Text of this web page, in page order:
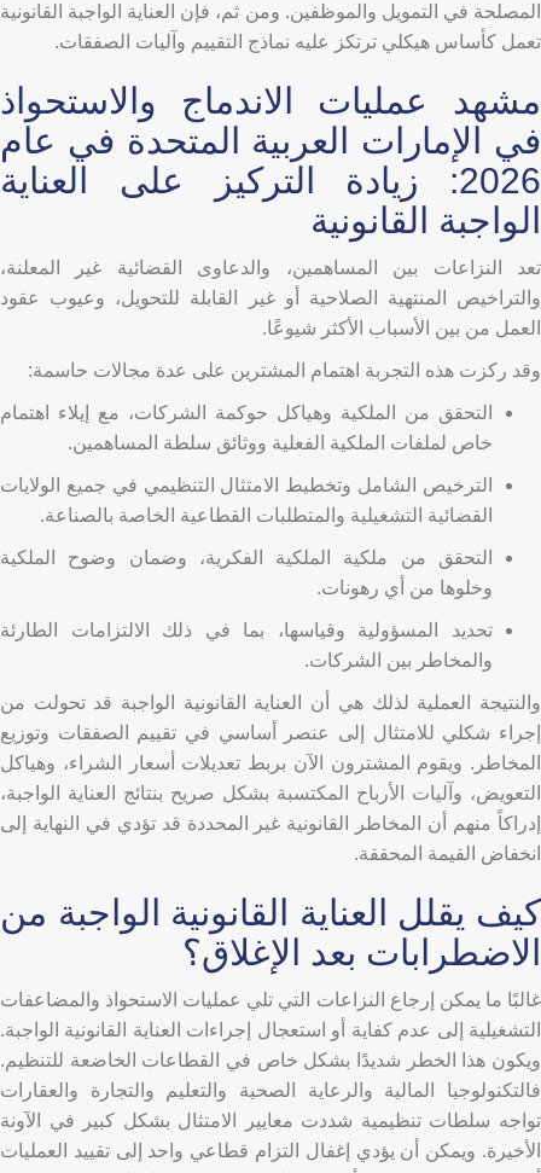
المصلحة في التمويل والموظفين. ومن ثم، فإن العناية الواجبة القانونية
تعمل كأساس هيكلي ترتكز عليه نماذج التقييم وآليات الصفقات.
مشهد عمليات الاندماج والاستحواذ
في الإمارات العربية المتحدة في عام
2026: زيادة التركيز على العناية
الواجبة القانونية
تعد النزاعات بين المساهمين، والدعاوى القضائية غير المعلنة،
والتراخيص المنتهية الصلاحية أو غير القابلة للتحويل، وعيوب عقود
العمل من بين الأسباب الأكثر شيوعًا.
وقد ركزت هذه التجربة اهتمام المشترين على عدة مجالات حاسمة:
التحقق من الملكية وهياكل حوكمة الشركات، مع إيلاء اهتمام
خاص لملفات الملكية الفعلية ووثائق سلطة المساهمين.
الترخيص الشامل وتخطيط الامتثال التنظيمي في جميع الولايات
القضائية التشغيلية والمتطلبات القطاعية الخاصة بالصناعة.
التحقق من ملكية الملكية الفكرية، وضمان وضوح الملكية
وخلوها من أي رهونات.
تحديد المسؤولية وقياسها، بما في ذلك الالتزامات الطارئة
والمخاطر بين الشركات.
والنتيجة العملية لذلك هي أن العناية القانونية الواجبة قد تحولت من
إجراء شكلي للامتثال إلى عنصر أساسي في تقييم الصفقات وتوزيع
المخاطر. ويقوم المشترون الآن بربط تعديلات أسعار الشراء، وهياكل
التعويض، وآليات الأرباح المكتسبة بشكل صريح بنتائج العناية الواجبة،
إدراكاً منهم أن المخاطر القانونية غير المحددة قد تؤدي في النهاية إلى
انخفاض القيمة المحققة.
كيف يقلل العناية القانونية الواجبة من
الاضطرابات بعد الإغلاق؟
غالبًا ما يمكن إرجاع النزاعات التي تلي عمليات الاستحواذ والمضاعفات
التشغيلية إلى عدم كفاية أو استعجال إجراءات العناية القانونية الواجبة.
ويكون هذا الخطر شديدًا بشكل خاص في القطاعات الخاضعة للتنظيم.
فالتكنولوجيا المالية والرعاية الصحية والتعليم والتجارة والعقارات
تواجه سلطات تنظيمية شددت معايير الامتثال بشكل كبير في الآونة
الأخيرة. ويمكن أن يؤدي إغفال التزام قطاعي واحد إلى تقييد العمليات